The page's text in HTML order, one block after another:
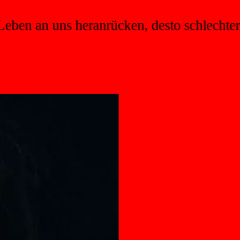
an uns heranrücken, desto